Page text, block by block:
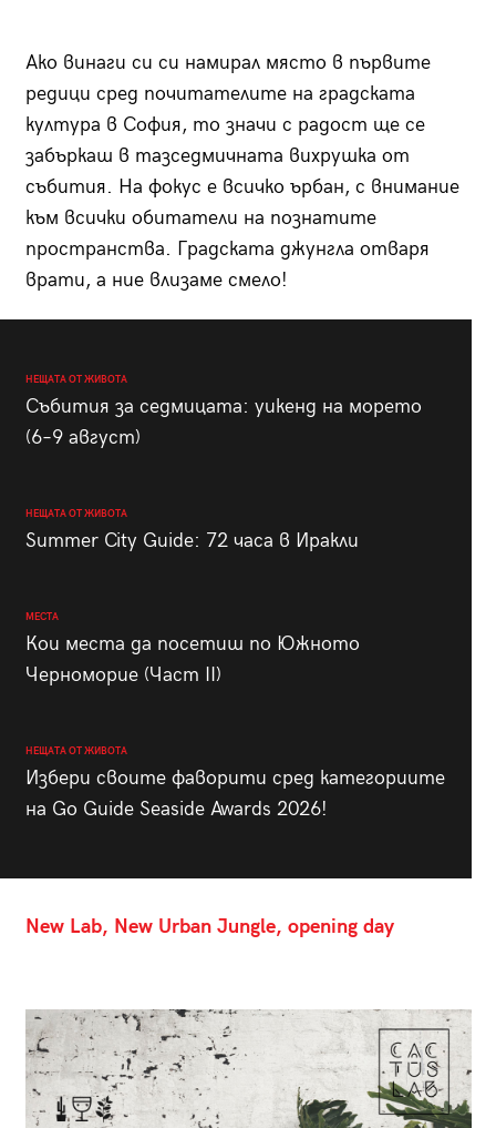
Ако винаги си си намирал място в първите
редици сред почитателите на градската
култура в София, то значи с радост ще се
забъркаш в тазседмичната вихрушка от
събития. На фокус е всичко ърбан, с внимание
към всички обитатели на познатите
пространства. Градската джунгла отваря
врати, а ние влизаме смело!
НЕЩАТА ОТ ЖИВОТА
Събития за седмицата: уикенд на морето
(6–9 август)
НЕЩАТА ОТ ЖИВОТА
Summer City Guide: 72 часа в Иракли
МЕСТА
Кои места да посетиш по Южното
Черноморие (Част II)
НЕЩАТА ОТ ЖИВОТА
Избери своите фаворити сред категориите
на Go Guide Seaside Awards 2026!
New Lab, New Urban Jungle, opening day